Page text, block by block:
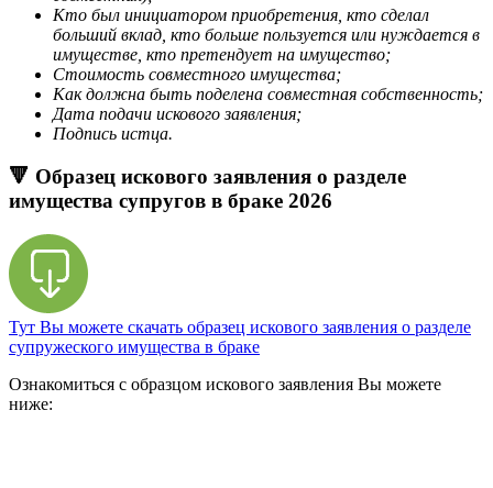
Кто был инициатором приобретения, кто сделал
больший вклад, кто больше пользуется или нуждается в
имуществе, кто претендует на имущество;
Стоимость совместного имущества;
Как должна быть поделена совместная собственность;
Дата подачи искового заявления;
Подпись истца.
🔻 Образец искового заявления о разделе
имущества супругов в браке 2026
Тут Вы можете скачать образец искового заявления о разделе
супружеского имущества в браке
Ознакомиться с образцом искового заявления Вы можете
ниже: